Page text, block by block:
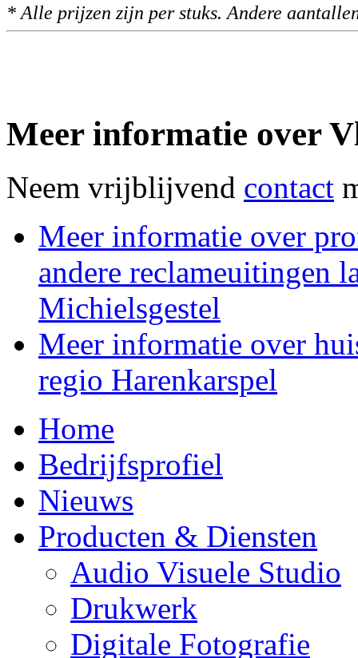
* Alle prijzen zijn per stuks. Andere
Meer informatie over
Neem vrijblijvend contact
Meer informatie over
andere reclameuitingen
Michielsgestel
Meer informatie over
regio Harenkarspel
Home
Bedrijfsprofiel
Nieuws
Producten & Diensten
Audio Visuele Studio
Drukwerk
Digitale Fotografie